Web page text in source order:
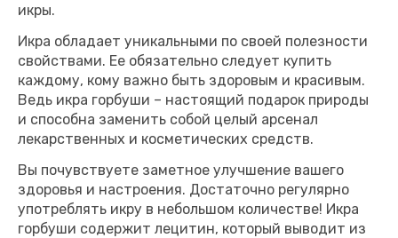
икры.
Икра обладает уникальными по своей полезности
свойствами. Ее обязательно следует купить
каждому, кому важно быть здоровым и красивым.
Ведь икра горбуши – настоящий подарок природы
и способна заменить собой целый арсенал
лекарственных и косметических средств.
Вы почувствуете заметное улучшение вашего
здоровья и настроения. Достаточно регулярно
употреблять икру в небольшом количестве! Икра
горбуши содержит лецитин, который выводит из